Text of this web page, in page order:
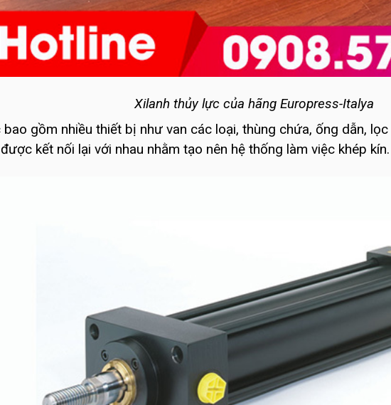
Xilanh thủy lực của hãng Europress-Italya
gồm nhiều thiết bị như van các loại, thùng chứa, ống dẫn,
kết nối lại với nhau nhằm tạo nên hệ thống làm việc khép kín.